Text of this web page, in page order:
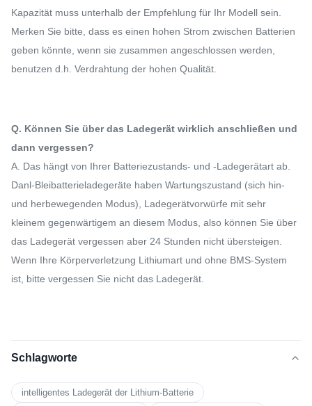
Kapazität muss unterhalb der Empfehlung für Ihr Modell sein.
Merken Sie bitte, dass es einen hohen Strom zwischen Batterien
geben könnte, wenn sie zusammen angeschlossen werden,
benutzen d.h. Verdrahtung der hohen Qualität.
Q. Können Sie über das Ladegerät wirklich anschließen und
dann vergessen?
A. Das hängt von Ihrer Batteriezustands- und -Ladegerätart ab.
Danl-Bleibatterieladegeräte haben Wartungszustand (sich hin-
und herbewegenden Modus), Ladegerätvorwürfe mit sehr
kleinem gegenwärtigem an diesem Modus, also können Sie über
das Ladegerät vergessen aber 24 Stunden nicht übersteigen.
Wenn Ihre Körperverletzung Lithiumart und ohne BMS-System
ist, bitte vergessen Sie nicht das Ladegerät.
Schlagworte
intelligentes Ladegerät der Lithium-Batterie